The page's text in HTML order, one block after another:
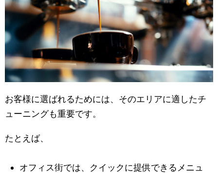
お客様に選ばれるためには、そのエリアに適したチ
ューニングも重要です。
たとえば、
オフィス街では、クイックに提供できるメニュ